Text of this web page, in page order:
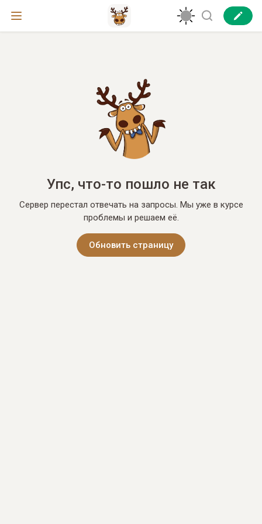
Упс, что-то пошло не так
Сервер перестал отвечать на запросы. Мы уже в курсе
проблемы и решаем её.
Обновить страницу